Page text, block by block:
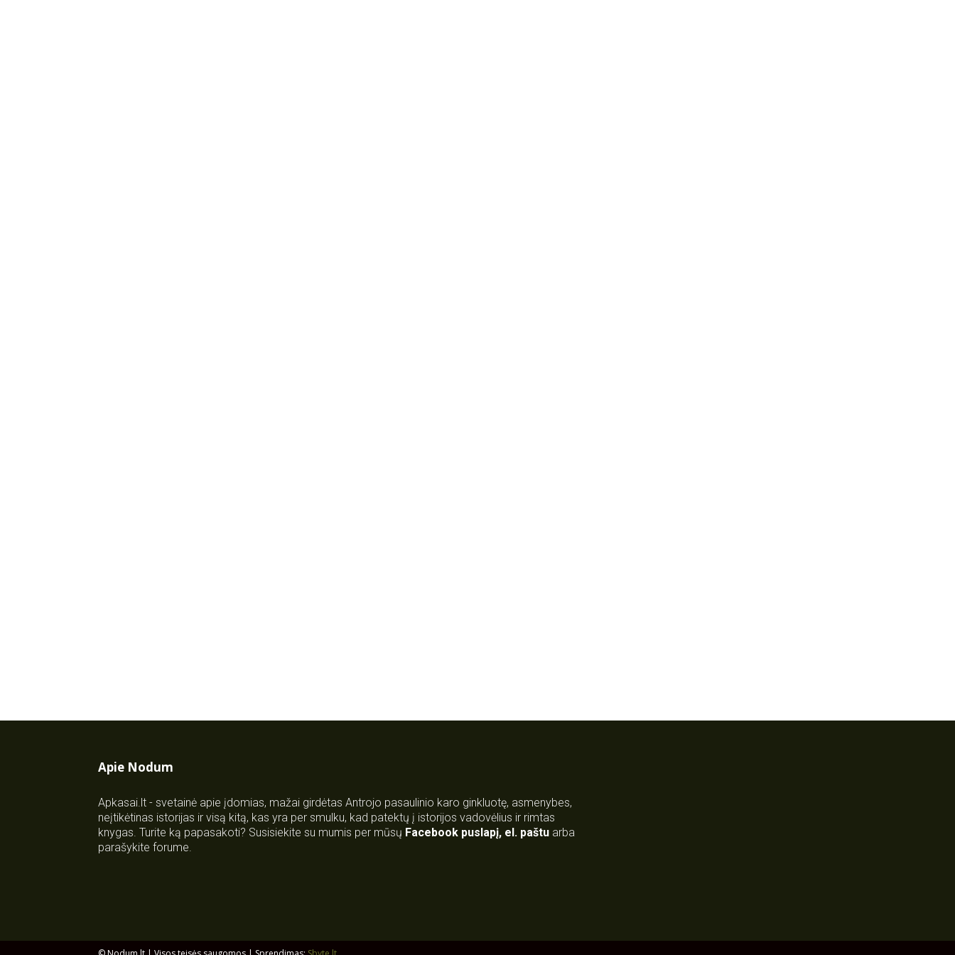
Apie Nodum
Apkasai.lt - svetainė apie įdomias, mažai girdėtas Antrojo pasaulinio karo ginkluotę, asmenybes,
neįtikėtinas istorijas ir visą kitą, kas yra per smulku, kad patektų į istorijos vadovėlius ir rimtas
knygas. Turite ką papasakoti? Susisiekite su mumis per mūsų Facebook puslapį, el. paštu arba
parašykite forume.